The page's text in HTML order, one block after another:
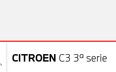
CITROEN C3 3ª serie
22 Foto